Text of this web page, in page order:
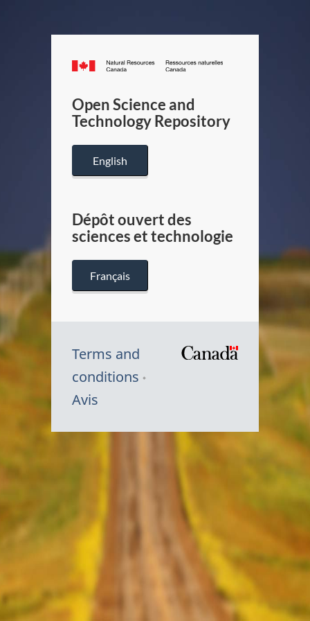
Canada.ca
/
Canada
Open Science and
Technology Repository
English
Dépôt ouvert des
sciences et technologie
Français
Terms and
conditions
Avis
Symbole
Canada